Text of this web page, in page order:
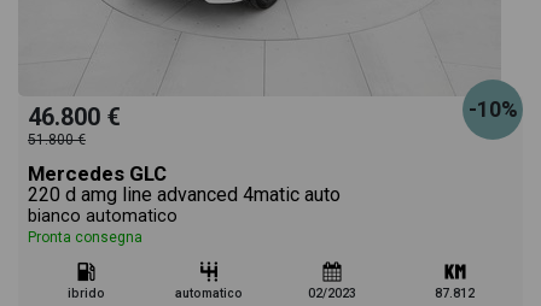
-10%
46.800 €
51.800 €
Mercedes GLC
220 d amg line advanced 4matic auto
bianco automatico
Pronta consegna
ibrido automatico 02/2023 87.812